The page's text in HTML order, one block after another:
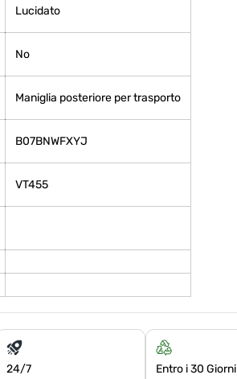
‎Lucidato
‎No
‎Maniglia posteriore per trasporto
B07BNWFXYJ
VT455
24/7 Entro i 30 Giorni